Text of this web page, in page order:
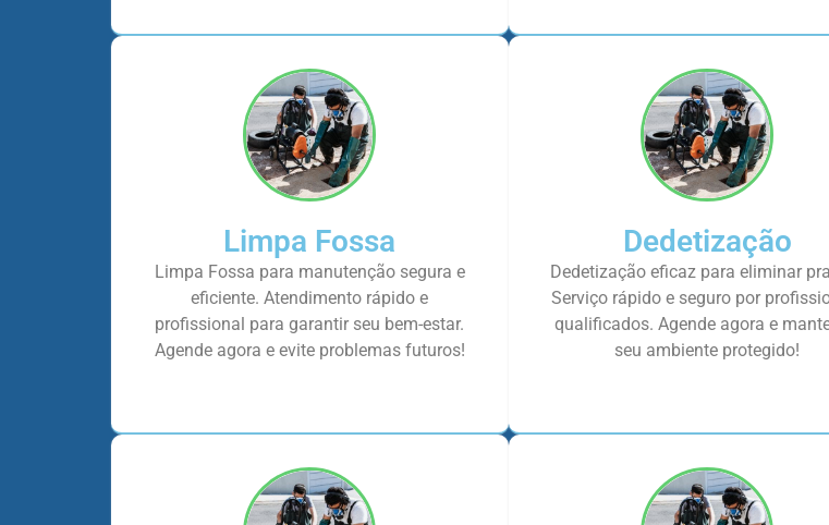
Limpa Fossa
Limpa Fossa para manutenção segura e
eficiente. Atendimento rápido e
profissional para garantir seu bem-estar.
Agende agora e evite problemas futuros!
Dedetização
Dedetização eficaz para eliminar
Serviço rápido e seguro por
qualificados. Agende agora e
seu ambiente protegido!